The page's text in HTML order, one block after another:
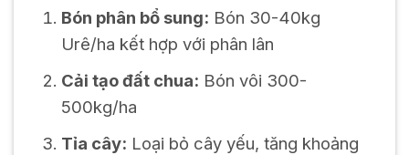
Bón phân bổ sung: Bón 30-40kg
Urê/ha kết hợp với phân lân
Cải tạo đất chua: Bón vôi 300-
500kg/ha
Tỉa cây: Loại bỏ cây yếu, tăng khoảng